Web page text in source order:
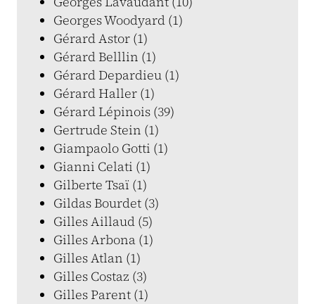
Georges Woodyard (1)
Gérard Astor (1)
Gérard Belllin (1)
Gérard Depardieu (1)
Gérard Haller (1)
Gérard Lépinois (39)
Gertrude Stein (1)
Giampaolo Gotti (1)
Gianni Celati (1)
Gilberte Tsaï (1)
Gildas Bourdet (3)
Gilles Aillaud (5)
Gilles Arbona (1)
Gilles Atlan (1)
Gilles Costaz (3)
Gilles Parent (1)